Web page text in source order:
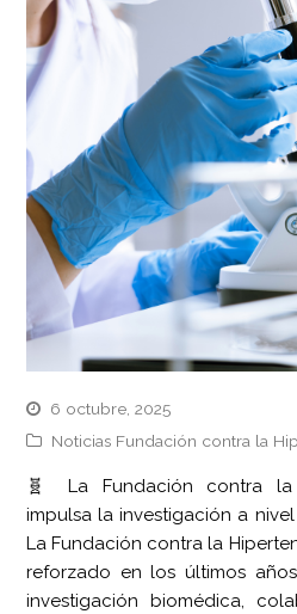
6 octubre, 2025
Noticias Fundación contra la
🧬 La Fundación contra la
impulsa la investigación a
La Fundación contra la
reforzado en los últimos
investigación biomédica,